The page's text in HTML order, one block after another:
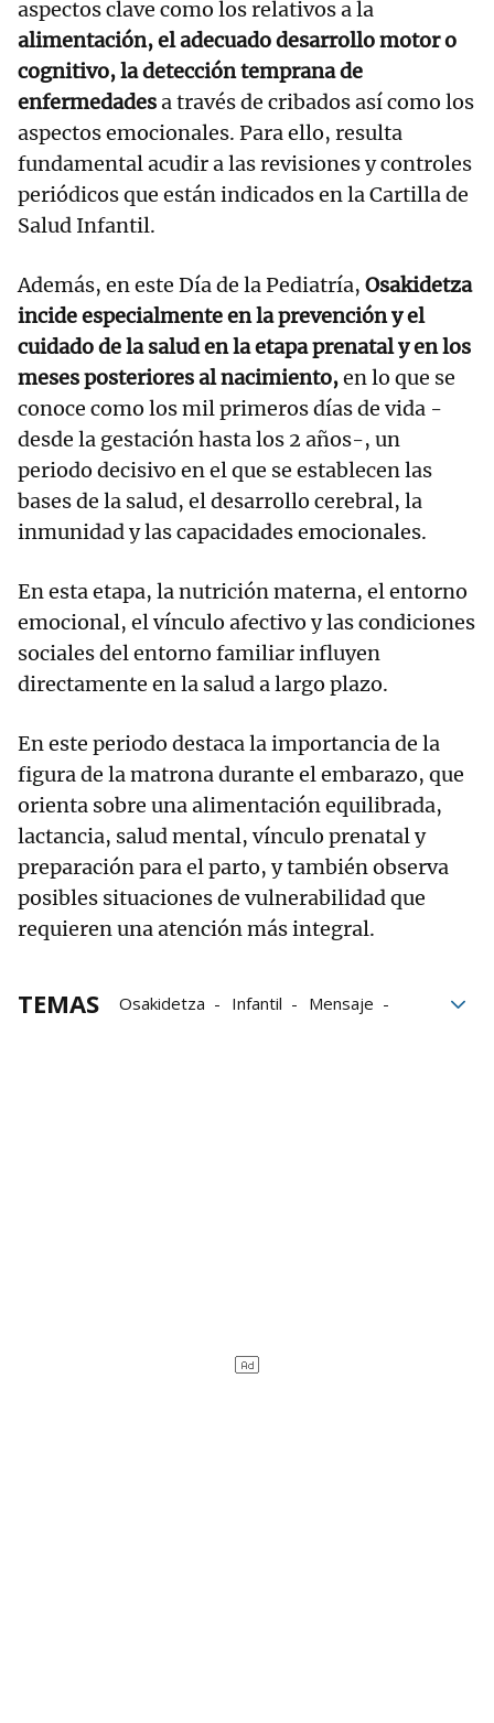
aspectos clave como los relativos a la
alimentación, el adecuado desarrollo motor o
cognitivo, la detección temprana de
enfermedadesa través de cribados así como los
aspectos emocionales. Para ello, resulta
fundamental acudir a las revisiones y controles
periódicos que están indicados en la Cartilla de
Salud Infantil.
Además, en este Día de la Pediatría, Osakidetza
incide especialmente en la prevención y el
cuidado de la salud en la etapa prenatal y en los
meses posteriores al nacimiento,en lo que se
conoce como los mil primeros días de vida -
desde la gestación hasta los 2 años-, un
periodo decisivo en el que se establecen las
bases de la salud, el desarrollo cerebral, la
inmunidad y las capacidades emocionales.
En esta etapa, la nutrición materna, el entorno
emocional, el vínculo afectivo y las condiciones
sociales del entorno familiar influyen
directamente en la salud a largo plazo.
En este periodo destaca la importancia de la
figura de la matrona durante el embarazo, que
orienta sobre una alimentación equilibrada,
lactancia, salud mental, vínculo prenatal y
preparación para el parto, y también observa
posibles situaciones de vulnerabilidad que
requieren una atención más integral.
TEMAS Osakidetza Infantil
Mensaje